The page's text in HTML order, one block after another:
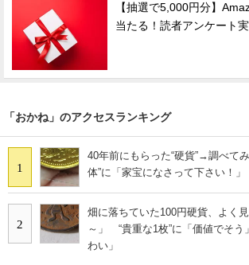
【抽選で5,000円分】
当たる！読者アンケート
「おかね」のアクセスランキング
1
40年前にもらった“硬貨”→調べ
体”に「家宝になさって下さい！」
2
畑に落ちていた100円硬貨、よく
～」 “貴重な1枚”に「価値でそう
わい」